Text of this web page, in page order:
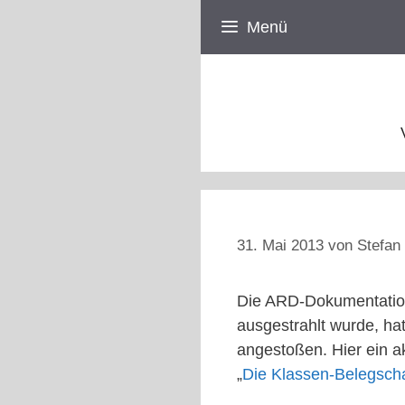
Menü
31. Mai 2013 von Stefan
Die ARD-
ausgestrahlt wurde,
angestoßen. Hier ein
„Die Klassen-